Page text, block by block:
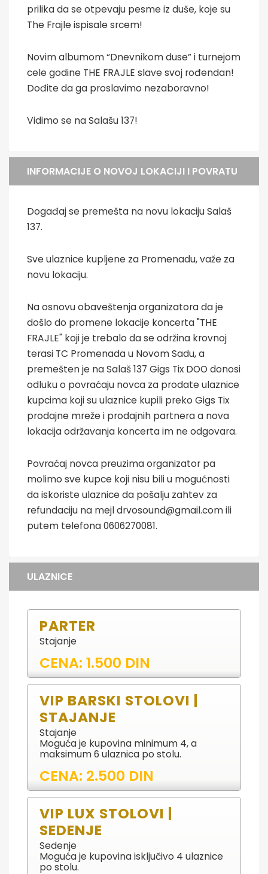
prilika da se otpevaju pesme iz duše, koje su
The Frajle ispisale srcem!
Novim albumom “Dnevnikom duse” i turnejom
cele godine THE FRAJLE slave svoj rođendan!
Dođite da ga proslavimo nezaboravno!
Vidimo se na Salašu 137!
INFORMACIJE O NOVOJ LOKACIJI I POVRATU
Događaj se premešta na novu lokaciju Salaš
137.
Sve ulaznice kupljene za Promenadu, važe za
novu lokaciju.
Na osnovu obaveštenja organizatora da je
došlo do promene lokacije koncerta "THE
FRAJLE" koji je trebalo da se održina krovnoj
terasi TC Promenada u Novom Sadu, a
premešten je na Salaš 137 Gigs Tix DOO donosi
odluku o povraćaju novca za prodate ulaznice
kupcima koji su ulaznice kupili preko Gigs Tix
prodajne mreže i prodajnih partnera a nova
lokacija održavanja koncerta im ne odgovara.
Povraćaj novca preuzima organizator pa
molimo sve kupce koji nisu bili u mogućnosti
da iskoriste ulaznice da pošalju zahtev za
refundaciju na mejl drvosound@gmail.com ili
putem telefona 0606270081.
ULAZNICE
PARTER
Stajanje
CENA: 1.500 DIN
VIP BARSKI STOLOVI |
STAJANJE
Stajanje
Moguća je kupovina minimum 4, a
maksimum 6 ulaznica po stolu.
CENA: 2.500 DIN
VIP LUX STOLOVI |
SEDENJE
Sedenje
Moguća je kupovina isključivo 4 ulaznice
po stolu.